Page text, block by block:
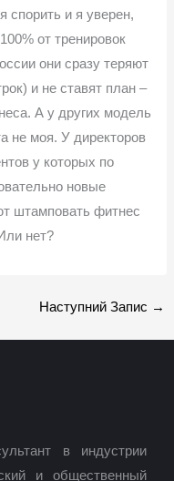
спорить и я уверен,
от тренировок
они сразу теряют
и не ставят план –
А у других модель
не моя. У директоров
у которых по
новые
штамповать фитнес
нет?
Наступний Запис →
в индустрии
и общественный